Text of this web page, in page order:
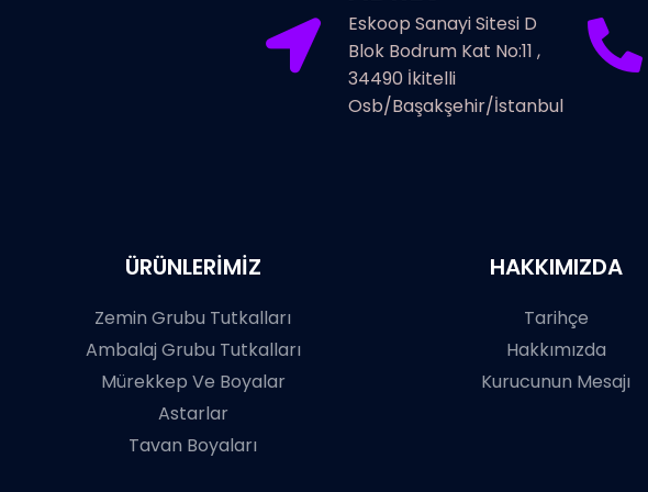
Eskoop Sanayi Sitesi D
Blok Bodrum Kat No:11 ,
34490 İkitelli
Osb/Başakşehir/İstanbul
ÜRÜNLERİMİZ
Zemin Grubu Tutkalları
Ambalaj Grubu Tutkalları
Mürekkep Ve Boyalar
Astarlar
Tavan Boyaları
HAKKIMIZDA
Tarihçe
Hakkımızda
Kurucunun Mesajı